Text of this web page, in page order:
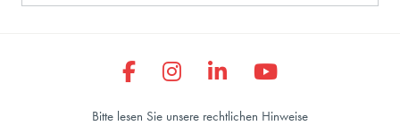
Bitte lesen Sie unsere rechtlichen Hinweise